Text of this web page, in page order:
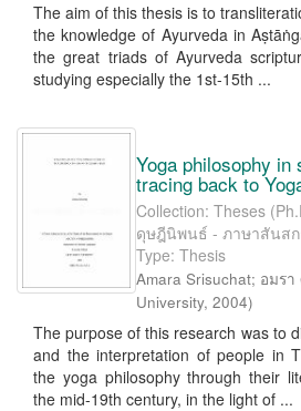
The aim of this thesis is to
the knowledge of Ayurveda in
the great triads of Ayurveda
studying especially the 1st-15th ...
Yoga philosophy in
tracing back to
Collection: Theses
ดุษฎีนิพนธ์ - ภาษาสันส
Type: Thesis
Amara Srisuchat; อมรา
University, 2004)
The purpose of this research was to
and the interpretation of people in
the yoga philosophy through their
the mid-19th century, in the light of ...